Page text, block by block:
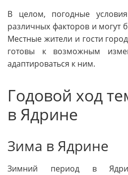
В целом, погодные
различных факторов и могут
Местные жители и гости
готовы к возможным
адаптироваться к ним.
Годовой ход
в Ядрине
Зима в Ядрине
Зимний период в